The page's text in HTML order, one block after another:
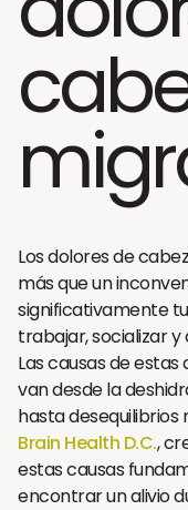
Los dolores de
más que un
significativamente
trabajar, socializar y
Las causas de
van desde la
hasta desequilibrios
Brain Health D.C.,
estas causas
encontrar un alivio